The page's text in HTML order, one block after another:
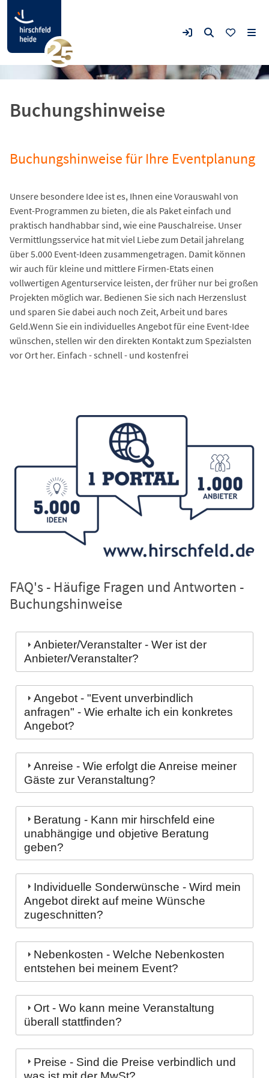
Buchungshinweise
Buchungshinweise für Ihre Eventplanung
Unsere besondere Idee ist es, Ihnen eine Vorauswahl von
Event-Programmen zu bieten, die als Paket einfach und
praktisch handhabbar sind, wie eine Pauschalreise. Unser
Vermittlungsservice hat mit viel Liebe zum Detail jahrelang
über 5.000 Event-Ideen zusammengetragen. Damit können
wir auch für kleine und mittlere Firmen-Etats einen
vollwertigen Agenturservice leisten, der früher nur bei großen
Projekten möglich war. Bedienen Sie sich nach Herzenslust
und sparen Sie dabei auch noch Zeit, Arbeit und bares
Geld.Wenn Sie ein individuelles Angebot für eine Event-Idee
wünschen, stellen wir den direkten Kontakt zum Spezialsten
vor Ort her. Einfach - schnell - und kostenfrei
FAQ's - Häufige Fragen und Antworten -
Buchungshinweise
Anbieter/Veranstalter - Wer ist der
Anbieter/Veranstalter?
Angebot - "Event unverbindlich
anfragen" - Wie erhalte ich ein konkretes
Angebot?
Anreise - Wie erfolgt die Anreise meiner
Gäste zur Veranstaltung?
Beratung - Kann mir hirschfeld eine
unabhängige und objetive Beratung
geben?
Individuelle Sonderwünsche - Wird mein
Angebot direkt auf meine Wünsche
zugeschnitten?
Nebenkosten - Welche Nebenkosten
entstehen bei meinem Event?
Ort - Wo kann meine Veranstaltung
überall stattfinden?
Preise - Sind die Preise verbindlich und